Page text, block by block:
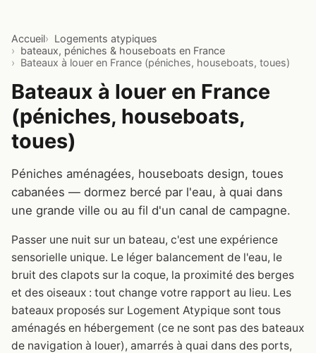
Accueil
Logements atypiques
bateaux, péniches & houseboats en France
Bateaux à louer en France (péniches, houseboats, toues)
Bateaux à louer en France
(péniches, houseboats,
toues)
Péniches aménagées, houseboats design, toues
cabanées — dormez bercé par l'eau, à quai dans
une grande ville ou au fil d'un canal de campagne.
Passer une nuit sur un bateau, c'est une expérience
sensorielle unique. Le léger balancement de l'eau, le
bruit des clapots sur la coque, la proximité des berges
et des oiseaux : tout change votre rapport au lieu. Les
bateaux proposés sur Logement Atypique sont tous
aménagés en hébergement (ce ne sont pas des bateaux
de navigation à louer), amarrés à quai dans des ports,